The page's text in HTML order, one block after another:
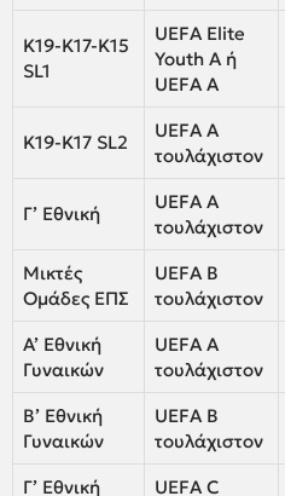
Κ19-Κ17-Κ15
SL1
UEFA Elite
Youth A ή
UEFA A
Κ19-Κ17 SL2
UEFA A
τουλάχιστον
Γ’ Εθνική
UEFA A
τουλάχιστον
Μικτές
Ομάδες ΕΠΣ
UEFA B
τουλάχιστον
Α’ Εθνική
Γυναικών
UEFA A
τουλάχιστον
Β’ Εθνική
Γυναικών
UEFA B
τουλάχιστον
Γ’ Εθνική
UEFA C